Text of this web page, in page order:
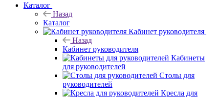
Каталог
Назад
Каталог
Кабинет руководителя
Назад
Кабинет руководителя
Кабинеты
для руководителей
Столы для
руководителей
Кресла для